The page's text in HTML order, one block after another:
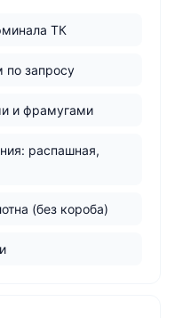
ТК
по запросу
и фрамугами
распашная,
(без короба)